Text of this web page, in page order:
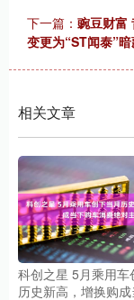
下一篇： 豌豆财富
变更为“ST闻泰”
相关文章
科创之星 5月乘用车
历史新高，增换购